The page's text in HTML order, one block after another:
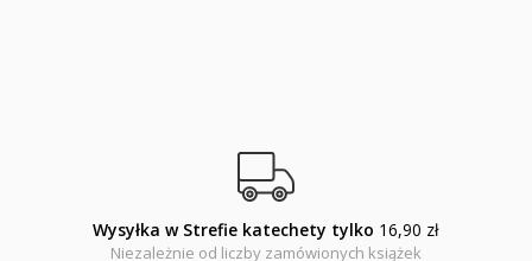
Wysyłka w Strefie katechety tylko 16,90 zł
Niezależnie od liczby zamówionych książek